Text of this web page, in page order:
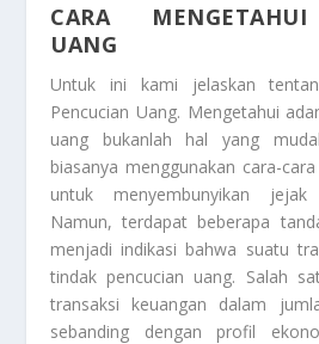
CARA
UANG
Untuk ini kami jelaskan
Pencucian Uang. Mengetahui
uang bukanlah hal yang
biasanya menggunakan cara-
untuk menyembunyikan jejak
Namun, terdapat beberapa
menjadi indikasi bahwa suatu
tindak pencucian uang. Salah
transaksi keuangan dalam
sebanding dengan profil